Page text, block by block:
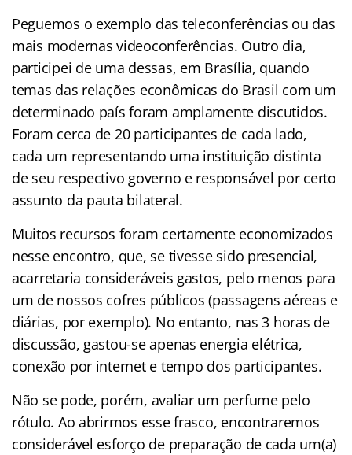
Peguemos o exemplo das teleconferências ou das
mais modernas videoconferências. Outro dia,
participei de uma dessas, em Brasília, quando
temas das relações econômicas do Brasil com um
determinado país foram amplamente discutidos.
Foram cerca de 20 participantes de cada lado,
cada um representando uma instituição distinta
de seu respectivo governo e responsável por certo
assunto da pauta bilateral.
Muitos recursos foram certamente economizados
nesse encontro, que, se tivesse sido presencial,
acarretaria consideráveis gastos, pelo menos para
um de nossos cofres públicos (passagens aéreas e
diárias, por exemplo). No entanto, nas 3 horas de
discussão, gastou-se apenas energia elétrica,
conexão por internet e tempo dos participantes.
Não se pode, porém, avaliar um perfume pelo
rótulo. Ao abrirmos esse frasco, encontraremos
considerável esforço de preparação de cada um(a)